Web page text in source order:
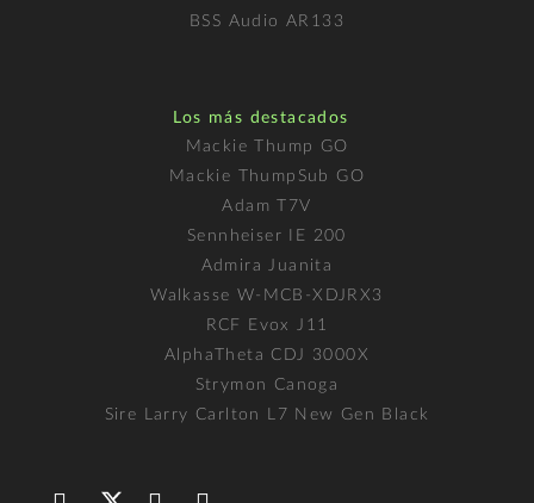
BSS Audio AR133
Los más destacados
Mackie Thump GO
Mackie ThumpSub GO
Adam T7V
Sennheiser IE 200
Admira Juanita
Walkasse W-MCB-XDJRX3
RCF Evox J11
AlphaTheta CDJ 3000X
Strymon Canoga
Sire Larry Carlton L7 New Gen Black